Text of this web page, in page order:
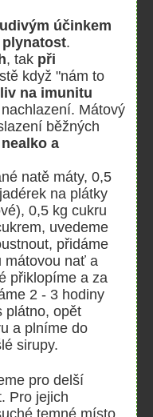
účinkem
plynatost.
, tak při
když "nám to
na imunitu
Mátový
běžných
a
natě máty, 0,5
na plátky
0,5 kg cukru
uvedeme
přidáme
mátovou nať a
přiklopíme a za
2 - 3 hodiny
plátno, opět
a plníme do
sirupy.
pro delší
Pro jejich
temné místo